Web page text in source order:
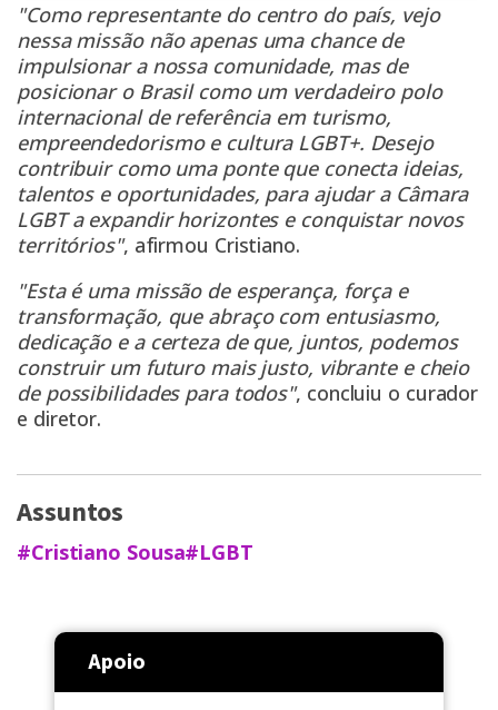
"Como representante do centro do país, vejo
nessa missão não apenas uma chance de
impulsionar a nossa comunidade, mas de
posicionar o Brasil como um verdadeiro polo
internacional de referência em turismo,
empreendedorismo e cultura LGBT+. Desejo
contribuir como uma ponte que conecta ideias,
talentos e oportunidades, para ajudar a Câmara
LGBT a expandir horizontes e conquistar novos
territórios", afirmou Cristiano.
"Esta é uma missão de esperança, força e
transformação, que abraço com entusiasmo,
dedicação e a certeza de que, juntos, podemos
construir um futuro mais justo, vibrante e cheio
de possibilidades para todos", concluiu o curador
e diretor.
Assuntos
#Cristiano Sousa#LGBT
Apoio